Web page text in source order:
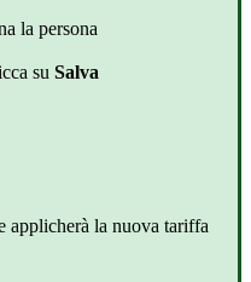
la persona
su Salva
applicherà la nuova tariffa